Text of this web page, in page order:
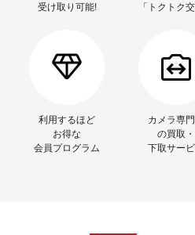
受け取り可能!
「トクトク交
利用するほど
お得な
会員プログラム
カメラ専
の買取・
下取サー